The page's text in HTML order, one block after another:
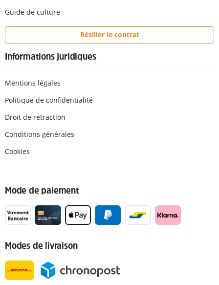
Guide de culture
Résilier le contrat
Informations juridiques
Mentions légales
Politique de confidentialité
Droit de retraction
Conditions générales
Cookies
Mode de paiement
Modes de livraison